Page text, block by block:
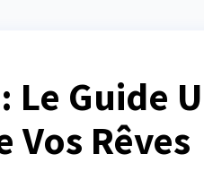
Le Guide
Vos Rêves